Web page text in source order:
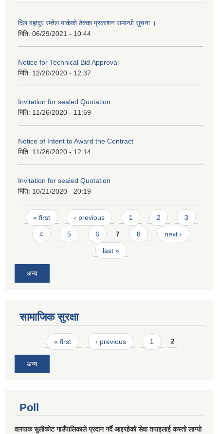
दिल बहादुर रम्तेल पार्कको ठेक्का प्रकाशन सम्बन्धी सुचना ।
मिति: 06/29/2021 - 10:44
Notice for Technical Bid Approval
मिति: 12/20/2020 - 12:37
Invitation for sealed Quotation
मिति: 11/26/2020 - 11:59
Notice of Intent to Award the Contract
मिति: 11/26/2020 - 12:14
Invitation for sealed Quotation
मिति: 10/21/2020 - 20:19
Pages
« first ‹ previous 1 2 3
4 5 6 7 8 next ›
last »
अन्य
सामाजिक सुरक्षा
Pages« first ‹ previous 1 2
अन्य
Poll
वारपाक सुलीकोट गाउँपालिकाले प्रदान गर्दै आइरहेको सेवा तपाइलाई कस्तो लाग्यो